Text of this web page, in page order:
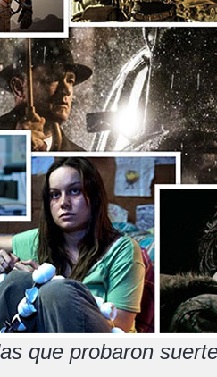
que probaron